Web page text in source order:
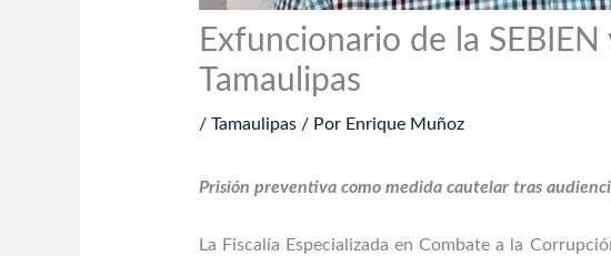
Exfuncionario de la
Tamaulipas
/ Tamaulipas/ Por Enrique Muñoz
Prisión preventiva como medida cautelar tras
La Fiscalía Especializada en Combate a la